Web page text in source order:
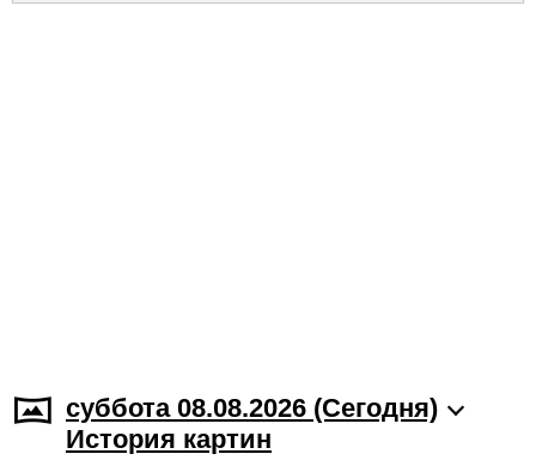
суббота 08.08.2026 (Cегодня)
История картин